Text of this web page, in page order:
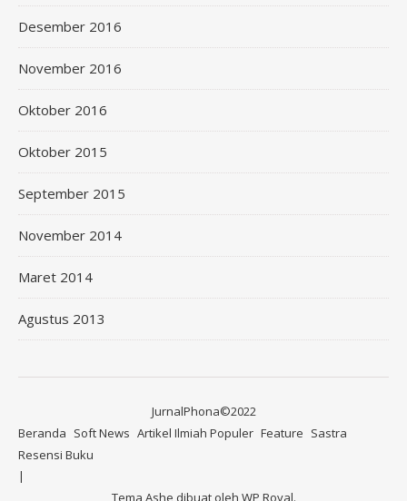
Desember 2016
November 2016
Oktober 2016
Oktober 2015
September 2015
November 2014
Maret 2014
Agustus 2013
JurnalPhona©2022
Beranda Soft News Artikel Ilmiah Populer Feature Sastra
Resensi Buku
Tema Ashe dibuat oleh WP Royal.